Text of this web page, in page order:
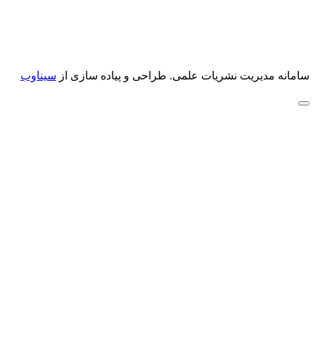
سامانه مدیریت نشریات علمی. طراحی و پیاده سازی از سیناوب